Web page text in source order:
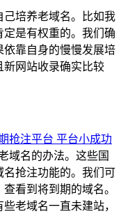
培养老域名。比如我
是有权重的。我们确
靠自身的慢慢发展培
新网站收录确实比较
抢注平台 平台小成功
域名的办法。这些国
抢注功能的。我们可
看到将到期的域名。
老域名一直未建站，